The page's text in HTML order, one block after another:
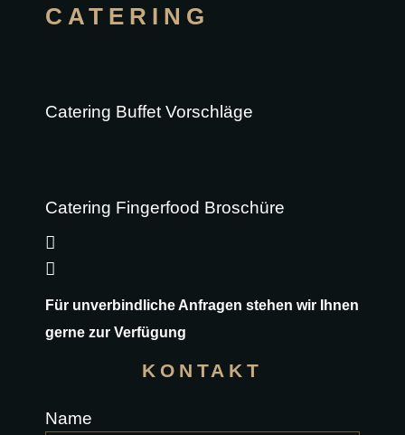
CATERING
Catering Buffet Vorschläge
Catering Fingerfood Broschüre
Für unverbindliche Anfragen stehen wir Ihnen
gerne zur Verfügung
KONTAKT
Name